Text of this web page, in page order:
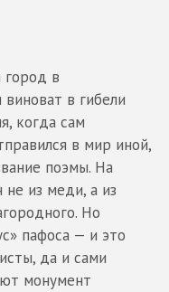
город в
в гибели
когда сам
в мир иной,
поэмы. На
из меди, а из
Но
пафоса — и это
да и сами
монумент